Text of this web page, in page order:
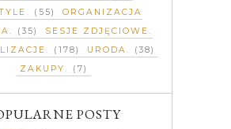
(55)
ORGANIZACJA
(35)
SESJE ZDJĘCIOWE
(178) URODA
(38)
ZAKUPY
(7)
POSTY